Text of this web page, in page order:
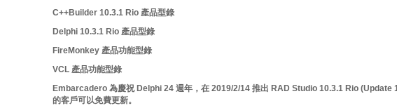
C++Builder 10.3.1 Rio 產品型錄
Delphi 10.3.1 Rio 產品型錄
FireMonkey 產品功能型錄
VCL 產品功能型錄
Embarcadero 為慶祝 Delphi 24 週年，在 2019/2/14 推出 RAD Studio 10.3.1 Rio (Update
的客戶可以免費更新。